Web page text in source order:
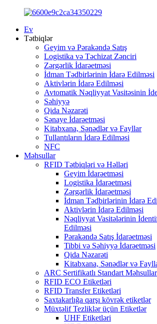
Ev
Tətbiqlər
Geyim və Pərakəndə Satış
Logistika və Təchizat Zənciri
Zərgərlik İdarəetməsi
İdman Tədbirlərinin İdarə Edilməsi
Aktivlərin İdarə Edilməsi
Avtomatik Nəqliyyat Vasitəsinin
Səhiyyə
Qida Nəzarəti
Sənaye İdarəetməsi
Kitabxana, Sənədlər və Fayllar
Tullantıların İdarə Edilməsi
NFC
Məhsullar
RFID Tətbiqləri və Həlləri
Geyim İdarəetməsi
Logistika İdarəetməsi
Zərgərlik İdarəetməsi
İdman Tədbirlərinin İdarə
Aktivlərin İdarə Edilməsi
Nəqliyyat Vasitələrinin
Edilməsi
Pərakəndə Satış İdarəetməsi
Tibbi və Səhiyyə İdarəetməsi
Qida Nəzarəti
Kitabxana, Sənədlər və
ARC Sertifikatlı Standart Məhsullar
RFID ECO Etiketləri
RFID Transfer Etiketləri
Saxtakarlığa qarşı kövrək etiketlər
Müxtəlif Tezliklər üçün Etiketlər
UHF Etiketləri